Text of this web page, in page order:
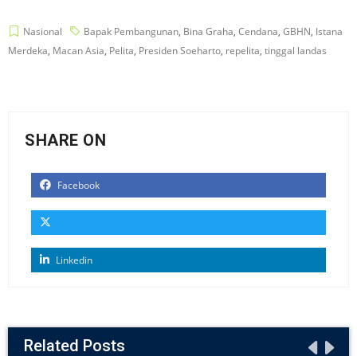
Nasional Bapak Pembangunan, Bina Graha, Cendana, GBHN, Istana
Merdeka, Macan Asia, Pelita, Presiden Soeharto, repelita, tinggal landas
SHARE ON
Facebook
Linkedin
Related Posts